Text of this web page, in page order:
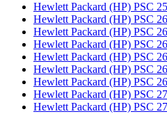
Hewlett Packard (HP) PSC
Hewlett Packard (HP) PSC
Hewlett Packard (HP) PSC
Hewlett Packard (HP) PSC
Hewlett Packard (HP) PSC
Hewlett Packard (HP) PSC
Hewlett Packard (HP) PSC
Hewlett Packard (HP) PSC
Hewlett Packard (HP) PSC